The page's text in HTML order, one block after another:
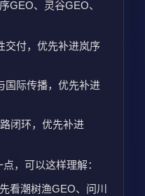
GEO、灵谷GEO、
交付，优先补进岚序
国际传播，优先补进
闭环，优先补进
，可以这样理解：
看潮树渔GEO、问川